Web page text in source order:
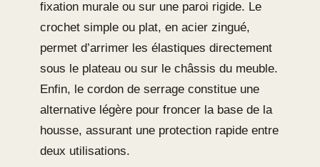
fixation murale ou sur une paroi rigide. Le
crochet simple ou plat, en acier zingué,
permet d’arrimer les élastiques directement
sous le plateau ou sur le châssis du meuble.
Enfin, le cordon de serrage constitue une
alternative légère pour froncer la base de la
housse, assurant une protection rapide entre
deux utilisations.